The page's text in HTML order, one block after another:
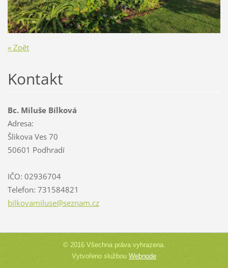
« Zpět
Kontakt
Bc. Miluše Bílková
Adresa:
Šlikova Ves 70
50601 Podhradí
IČO: 02936704
Telefon: 731584821
bilkovamiluse@seznam.cz
© 2016 Všechna práva vyhrazena.
Vytvořeno službouWebnode